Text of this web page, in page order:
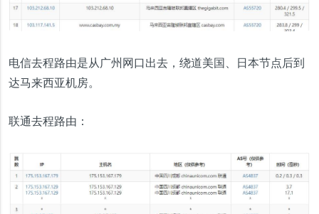
电信去程路由是从广州网口出去，绕道美国、日本节点后到
达马来西亚机房。
联通去程路由：